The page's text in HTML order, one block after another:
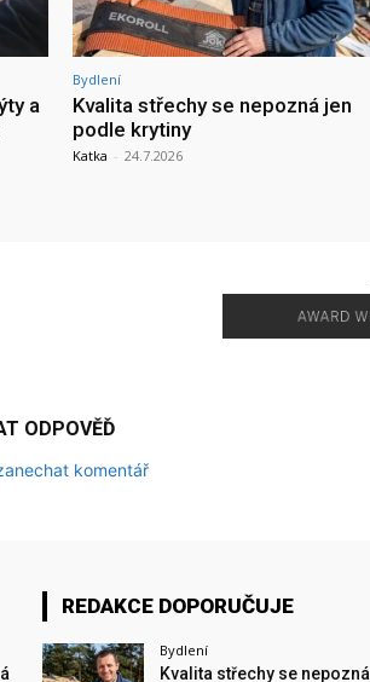
a
Bydlení
Kvalita střechy se nepozná jen
podle krytiny
Katka - 24.7.2026
ODPOVĚĎ
komentář
REDAKCE DOPORUČUJE
Bydlení
Kvalita střechy se nepozná